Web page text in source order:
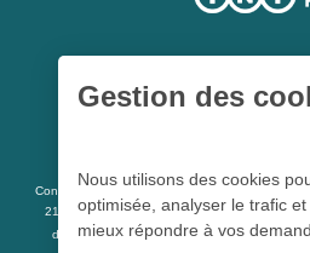
Conformément aux articles L 5213-3 du code
21 décembre 2012 fixant la liste des
d’une publicité auprès du public, et à l'article
Gestion des
Nous utilisons des cookies
optimisée, analyser le trafic
mieux répondre à vos